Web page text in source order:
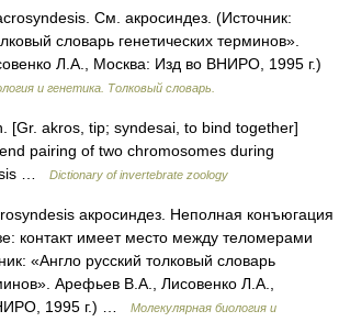
См. акросиндез. (Источник:
словарь генетических терминов».
Л.А., Москва: Изд во ВНИРО, 1995 г.)
и генетика. Толковый словарь.
[Gr. akros, tip; syndesai, to bind together]
pairing of two chromosomes during
…
Dictionary of invertebrate zoology
акросиндез. Неполная конъюгация
контакт имеет место между теломерами
«Англо русский толковый словарь
Арефьев В.А., Лисовенко Л.А.,
1995 г.) …
Молекулярная биология и